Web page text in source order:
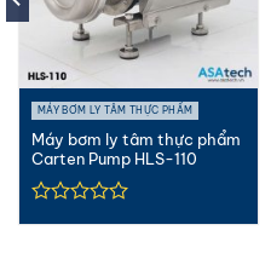
MÁY BƠM LY TÂM THỰC PHẨM
Máy bơm ly tâm thực phẩm
Carten Pump HLS-110